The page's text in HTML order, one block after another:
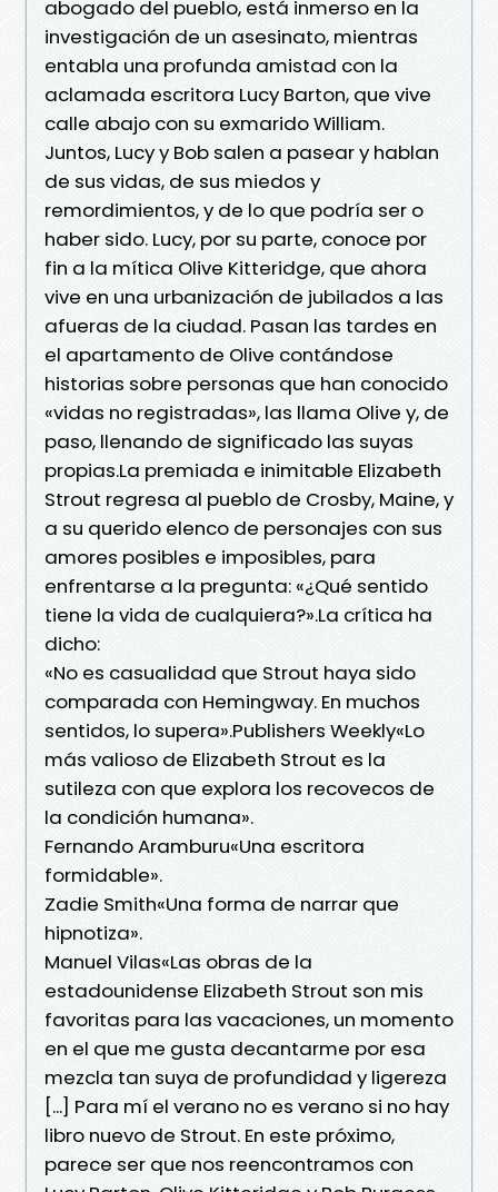
abogado del pueblo, está inmerso en la
investigación de un asesinato, mientras
entabla una profunda amistad con la
aclamada escritora Lucy Barton, que vive
calle abajo con su exmarido William.
Juntos, Lucy y Bob salen a pasear y hablan
de sus vidas, de sus miedos y
remordimientos, y de lo que podría ser o
haber sido. Lucy, por su parte, conoce por
fin a la mítica Olive Kitteridge, que ahora
vive en una urbanización de jubilados a las
afueras de la ciudad. Pasan las tardes en
el apartamento de Olive contándose
historias sobre personas que han conocido
«vidas no registradas», las llama Olive y, de
paso, llenando de significado las suyas
propias.La premiada e inimitable Elizabeth
Strout regresa al pueblo de Crosby, Maine, y
a su querido elenco de personajes con sus
amores posibles e imposibles, para
enfrentarse a la pregunta: «¿Qué sentido
tiene la vida de cualquiera?».La crítica ha
dicho:
«No es casualidad que Strout haya sido
comparada con Hemingway. En muchos
sentidos, lo supera».Publishers Weekly«Lo
más valioso de Elizabeth Strout es la
sutileza con que explora los recovecos de
la condición humana».
Fernando Aramburu«Una escritora
formidable».
Zadie Smith«Una forma de narrar que
hipnotiza».
Manuel Vilas«Las obras de la
estadounidense Elizabeth Strout son mis
favoritas para las vacaciones, un momento
en el que me gusta decantarme por esa
mezcla tan suya de profundidad y ligereza
[...] Para mí el verano no es verano si no hay
libro nuevo de Strout. En este próximo,
parece ser que nos reencontramos con